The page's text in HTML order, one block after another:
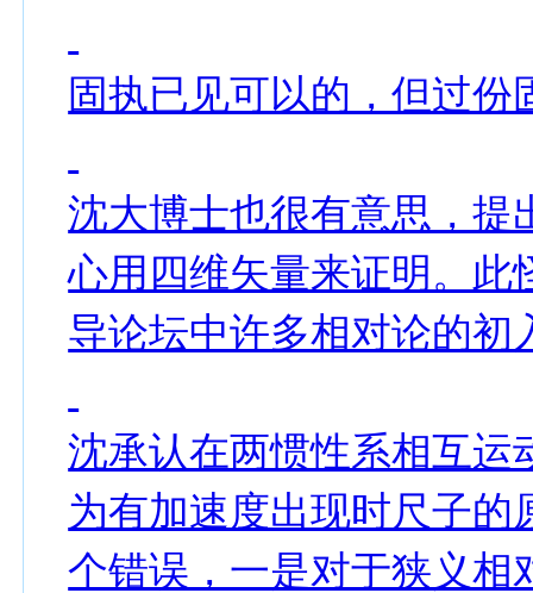
固执已见可以的，但过
沈大博士也很有意思，提
心用四维矢量来证明。此
导论坛中许多相对论的初
沈承认在两惯性系相互运
为有加速度出现时尺子的
个错误，一是对于狭义相